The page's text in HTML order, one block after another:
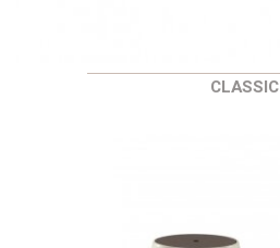
CLASSIC